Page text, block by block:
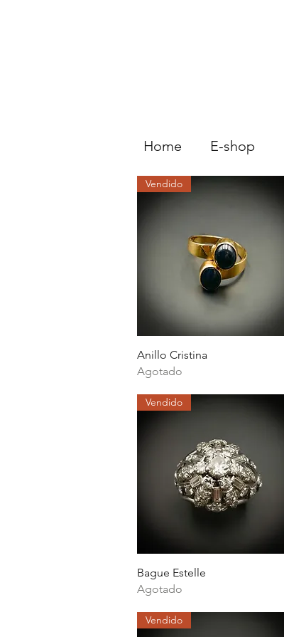
Home E-shop
Vista rápida
Vendido
Anillo Cristina
Agotado
Vista rápida
Vendido
Bague Estelle
Agotado
Vendido